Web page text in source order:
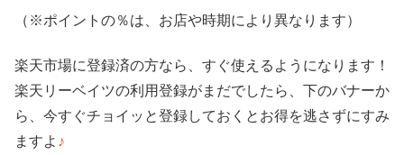
（※ポイントの％は、お店や時期により異なります）
楽天市場に登録済の方なら、すぐ使えるようになります！
楽天リーベイツの利用登録がまだでしたら、下のバナーか
ら、今すぐチョイッと登録しておくとお得を逃さずにすみ
ますよ ♪